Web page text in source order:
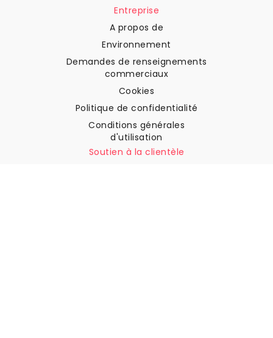
Entreprise
A propos de
Environnement
Demandes de renseignements
commerciaux
Cookies
Politique de confidentialité
Conditions générales
d'utilisation
Soutien à la clientèle